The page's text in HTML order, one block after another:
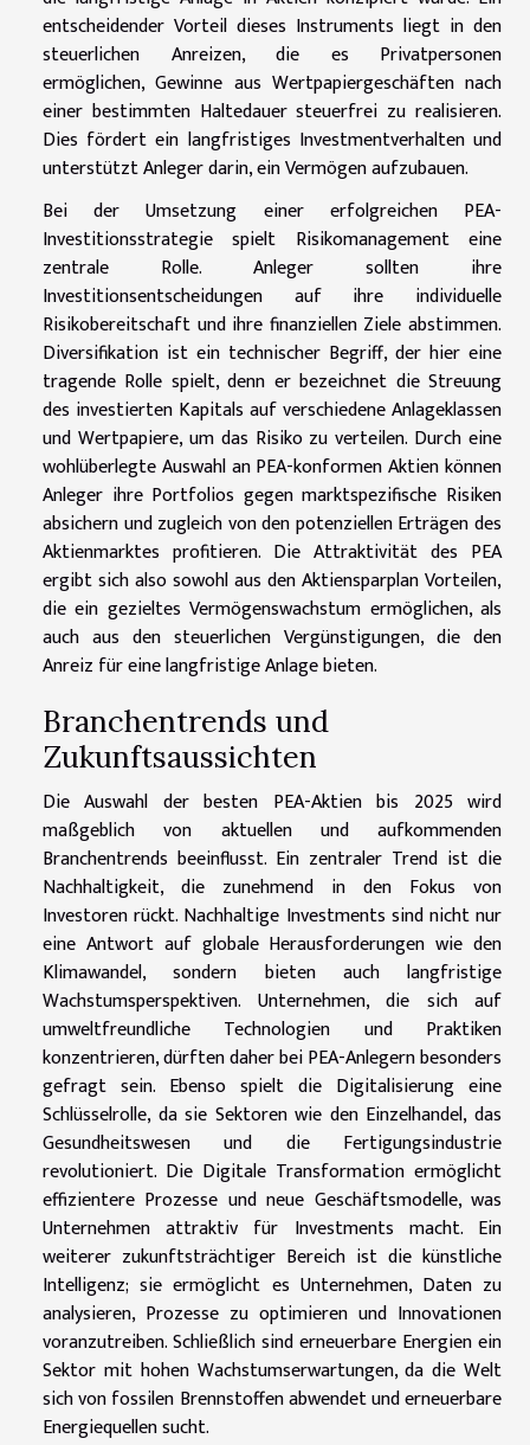
entscheidender Vorteil dieses Instruments liegt in den
steuerlichen Anreizen, die es Privatpersonen
ermöglichen, Gewinne aus Wertpapiergeschäften nach
einer bestimmten Haltedauer steuerfrei zu realisieren.
Dies fördert ein langfristiges Investmentverhalten und
unterstützt Anleger darin, ein Vermögen aufzubauen.
Bei der Umsetzung einer erfolgreichen PEA-
Investitionsstrategie spielt Risikomanagement eine
zentrale Rolle. Anleger sollten ihre
Investitionsentscheidungen auf ihre individuelle
Risikobereitschaft und ihre finanziellen Ziele abstimmen.
Diversifikation ist ein technischer Begriff, der hier eine
tragende Rolle spielt, denn er bezeichnet die Streuung
des investierten Kapitals auf verschiedene Anlageklassen
und Wertpapiere, um das Risiko zu verteilen. Durch eine
wohlüberlegte Auswahl an PEA-konformen Aktien können
Anleger ihre Portfolios gegen marktspezifische Risiken
absichern und zugleich von den potenziellen Erträgen des
Aktienmarktes profitieren. Die Attraktivität des PEA
ergibt sich also sowohl aus den Aktiensparplan Vorteilen,
die ein gezieltes Vermögenswachstum ermöglichen, als
auch aus den steuerlichen Vergünstigungen, die den
Anreiz für eine langfristige Anlage bieten.
Branchentrends und
Zukunftsaussichten
Die Auswahl der besten PEA-Aktien bis 2025 wird
maßgeblich von aktuellen und aufkommenden
Branchentrends beeinflusst. Ein zentraler Trend ist die
Nachhaltigkeit, die zunehmend in den Fokus von
Investoren rückt. Nachhaltige Investments sind nicht nur
eine Antwort auf globale Herausforderungen wie den
Klimawandel, sondern bieten auch langfristige
Wachstumsperspektiven. Unternehmen, die sich auf
umweltfreundliche Technologien und Praktiken
konzentrieren, dürften daher bei PEA-Anlegern besonders
gefragt sein. Ebenso spielt die Digitalisierung eine
Schlüsselrolle, da sie Sektoren wie den Einzelhandel, das
Gesundheitswesen und die Fertigungsindustrie
revolutioniert. Die Digitale Transformation ermöglicht
effizientere Prozesse und neue Geschäftsmodelle, was
Unternehmen attraktiv für Investments macht. Ein
weiterer zukunftsträchtiger Bereich ist die künstliche
Intelligenz; sie ermöglicht es Unternehmen, Daten zu
analysieren, Prozesse zu optimieren und Innovationen
voranzutreiben. Schließlich sind erneuerbare Energien ein
Sektor mit hohen Wachstumserwartungen, da die Welt
sich von fossilen Brennstoffen abwendet und erneuerbare
Energiequellen sucht.